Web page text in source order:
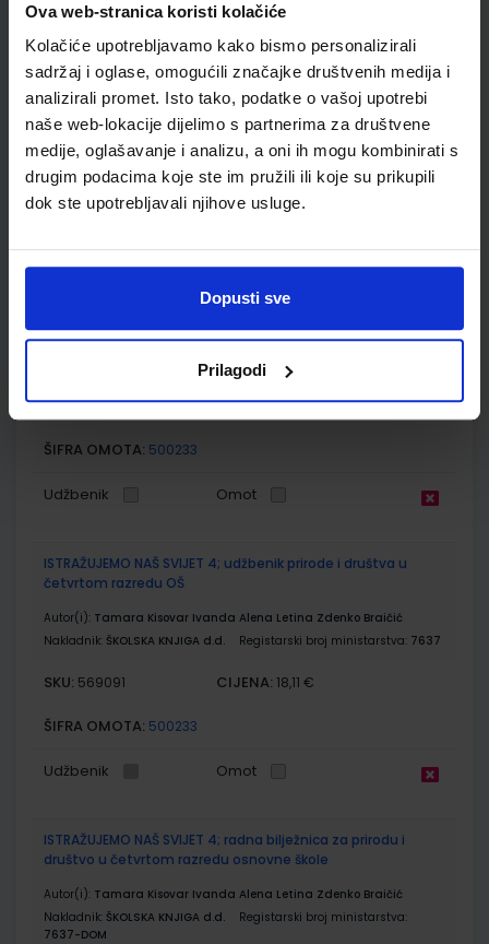
Ova web-stranica koristi kolačiće
Kolačiće upotrebljavamo kako bismo personalizirali
sadržaj i oglase, omogućili značajke društvenih medija i
analizirali promet. Isto tako, podatke o vašoj upotrebi
naše web-lokacije dijelimo s partnerima za društvene
medije, oglašavanje i analizu, a oni ih mogu kombinirati s
drugim podacima koje ste im pružili ili koje su prikupili
dok ste upotrebljavali njihove usluge.
Dopusti sve
Prilagodi
osnovne škole s dodatnim digitalnim sadržajima
Autor(i): Ćorić Bakarić Palička Križanac Lukša
Nakladnik:ŠKOLSKA KNJIGA d.d. Registarski broj ministarstva:7617
569087 CIJENA:
ŠIFRA OMOTA: 500233
Udžbenik Omot
EUREKA 4; radna bilježnica za prirodu i društvo u četvrtom
Nakladnik:ŠKOLSKA KNJIGA d.d. Registarski broj ministarstva:7617-
SKU:569088 CIJENA:11,00 €
ŠIFRA OMOTA: 500233
Udžbenik Omot
ISTRAŽUJEMO NAŠ SVIJET 4; udžbenik prirode i društva u
četvrtom razredu OŠ
Autor(i): Tamara Kisovar Ivanda Alena Letina Zdenko Braičić
Nakladnik: ŠKOLSKA KNJIGA d.d. Registarski broj ministarstva: 7637
SKU: 569091 CIJENA: 18,11 €
ŠIFRA OMOTA: 500233
Udžbenik Omot
ISTRAŽUJEMO NAŠ SVIJET 4; radna bilježnica za prirodu i
društvo u četvrtom razredu osnovne škole
Autor(i): Tamara Kisovar Ivanda Alena Letina Zdenko Braičić
Nakladnik: ŠKOLSKA KNJIGA d.d.
Registarski broj ministarstva:
7637-DOM